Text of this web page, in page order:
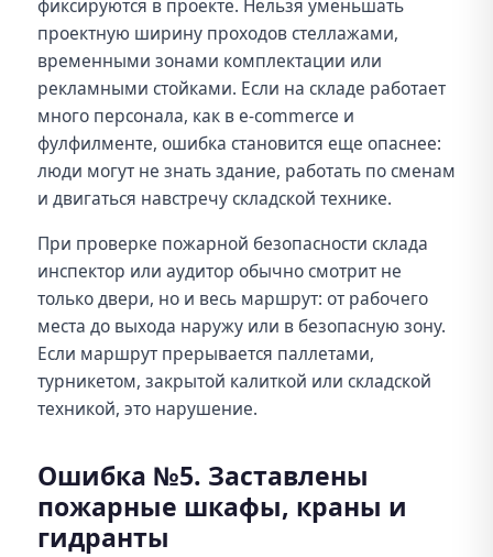
фиксируются в проекте. Нельзя уменьшать
проектную ширину проходов стеллажами,
временными зонами комплектации или
рекламными стойками. Если на складе работает
много персонала, как в e-commerce и
фулфилменте, ошибка становится еще опаснее:
люди могут не знать здание, работать по сменам
и двигаться навстречу складской технике.
При проверке пожарной безопасности склада
инспектор или аудитор обычно смотрит не
только двери, но и весь маршрут: от рабочего
места до выхода наружу или в безопасную зону.
Если маршрут прерывается паллетами,
турникетом, закрытой калиткой или складской
техникой, это нарушение.
Ошибка №5. Заставлены
пожарные шкафы, краны и
гидранты